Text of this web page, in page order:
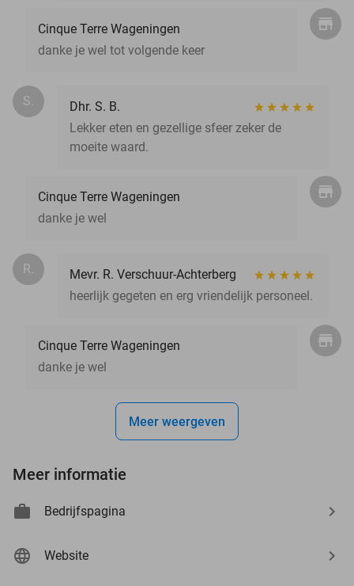
Cinque Terre Wageningen
danke je wel tot volgende keer
S.
Dhr. S. B.
Lekker eten en gezellige sfeer zeker de
moeite waard.
Cinque Terre Wageningen
danke je wel
R.
Mevr. R. Verschuur-Achterberg
heerlijk gegeten en erg vriendelijk personeel.
Cinque Terre Wageningen
danke je wel
Meer weergeven
Meer informatie
Bedrijfspagina
Website